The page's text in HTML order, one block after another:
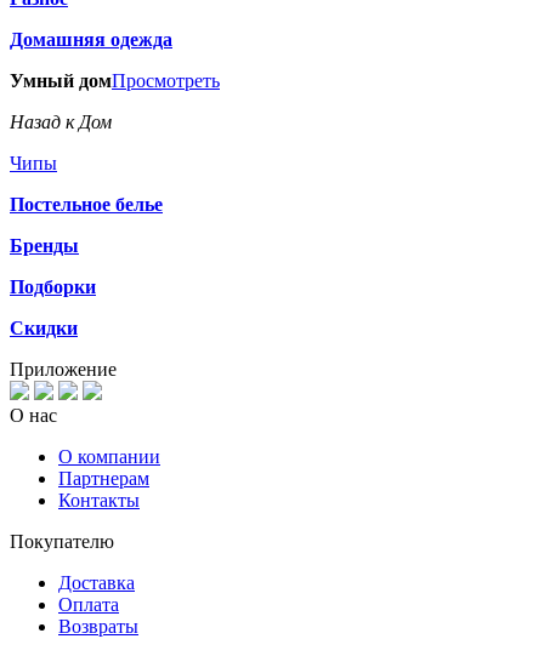
Домашняя одежда
Умный домПросмотреть
Назад к Дом
Чипы
Постельное белье
Бренды
Подборки
Скидки
Приложение
О нас
О компании
Партнерам
Контакты
Покупателю
Доставка
Оплата
Возвраты